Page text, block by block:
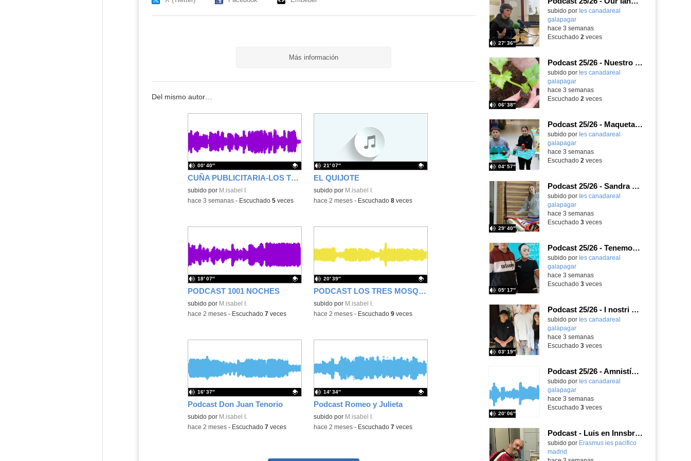
Más información
Del mismo autor…
CUÑA PUBLICITARIA-LOS TRES CERDITOS
Contenido educativo.
subido por M.isabel I.
00′ 40″
-hace 3 semanas- Escuchado 5veces
EL QUIJOTE
Contenido educativo.
subido por M.isabel I.
21′ 07″
-hace 2 meses- Escuchado 8veces
PODCAST 1001 NOCHES
Contenido educativo.
subido por M.isabel I.
18′ 07″
-hace 2 meses- Escuchado 7veces
PODCAST LOS TRES MOSQUETEROS
Contenido educativo.
subido por M.isabel I.
20′ 39″
-hace 2 meses- Escuchado 9veces
Podcast Don Juan Tenorio
Contenido educativo.
subido por M.isabel I.
16′ 37″
-hace 2 meses- Escuchado 7veces
Podcast Romeo y Julieta
Contenido educativo.
subido por M.isabel I.
14′ 34″
-hace 2 meses- Escuchado 7veces
subido por Ies canadareal
galapagar
27′ 36″
-
hace 3 semanas
Escuchado 2 veces
Podcast 25/26 - Nuestro huerto escolar
subido por Ies canadareal
galapagar
06′ 38″
-
hace 3 semanas
Escuchado 2 veces
Podcast 25/26 - Maquetas sobre el feudalismo
subido por Ies canadareal
galapagar
04′ 57″
-
hace 3 semanas
Escuchado 2 veces
Podcast 25/26 - Sandra Gómez, campeona de Enduro
subido por Ies canadareal
galapagar
29′ 40″
-
hace 3 semanas
Escuchado 3veces
Podcast 25/26 - Tenemos nueva profesora de Griego ¿Conoces a María Eugenia?
subido por Ies canadareal
galapagar
05′ 17″
-
hace 3 semanas
Escuchado 3veces
Podcast 25/26 - I nostri amici italiani
subido por Ies canadareal
galapagar
03′ 19″
-
hace 3 semanas
Escuchado 3veces
Podcast 25/26 - Amnistía Internacional
subido por Ies canadareal
galapagar
20′ 06″
-
hace 3 semanas
Escuchado 3veces
Podcast - Luis en Innsbruck
subido por Erasmus ies pacifico
madrid